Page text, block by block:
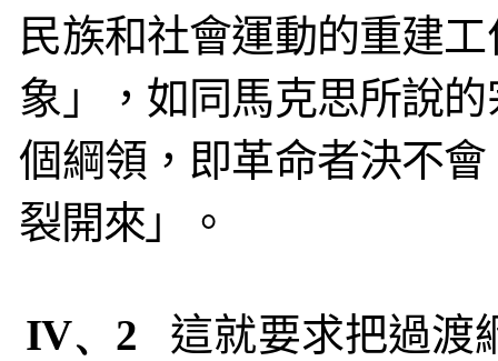
民族和社會運動的重建
象」，如同馬克思所說
個綱領，即革命者決不
裂開來」。
IV、2
這就要求把過渡